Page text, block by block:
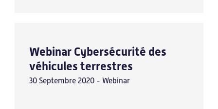
Webinar Cybersécurité des
véhicules terrestres
30 Septembre 2020 - Webinar